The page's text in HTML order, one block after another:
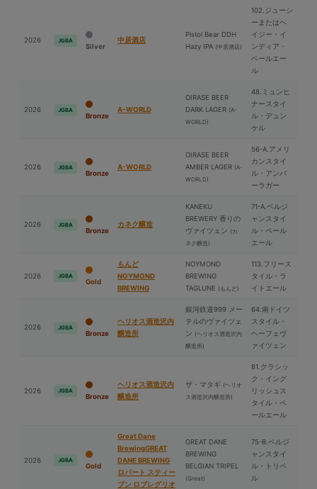
2026 JGBA
Silver
中居酒店
Pistol Bear DDH
Hazy IPA (中居酒店)
102.ジューシ
ーまたはヘ
イジー・イ
ンディア・
ペールエー
ル
2026 JGBA
Bronze
A-WORLD
OIRASE BEER
DARK LAGER (A-
WORLD)
48.ミュンヒ
ナースタイ
ル・デュン
ケル
2026 JGBA
Bronze
A-WORLD
OIRASE BEER
AMBER LAGER (A-
WORLD)
56-A.アメリ
カンスタイ
ル・アンバ
ーラガー
2026 JGBA
Bronze
カネク醸造
KANEKU
BREWERY 香りの
ヴァイツェン (カ
ネク醸造)
71-A.ベルジ
ャンスタイ
ル・ペール
エール
2026 JGBA
Gold
もんど
NOYMOND
BREWING
NOYMOND
BREWING
TAGLUNE (もんど)
113.フリース
タイル・ラ
イトエール
2026 JGBA
Bronze
ヘリオス酒造沢内
醸造所
銀河鉄道999 メー
テルのヴァイツェ
ン (ヘリオス酒造沢内
醸造所)
64.南ドイツ
スタイル・
ヘーフェヴ
ァイツェン
2026 JGBA
Bronze
ヘリオス酒造沢内
醸造所
ザ・マタギ (ヘリオ
ス酒造沢内醸造所)
81.クラシッ
ク・イング
リッシュス
タイル・ペ
ールエール
2026 JGBA
Gold
Great Dane
BrewingGREAT
DANE BREWING
ロバート スティー
ブン ロブレグリオ
GREAT DANE
BREWING
BELGIAN TRIPEL
(Great)
75-B.ベルジ
ャンスタイ
ル・トリペ
ル